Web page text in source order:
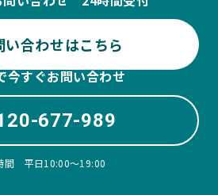
い合わせはこちら
今すぐお問い合わせ
677-989
間 平日10:00〜19:00